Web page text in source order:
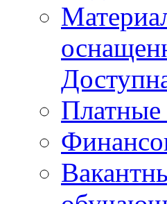
Платные